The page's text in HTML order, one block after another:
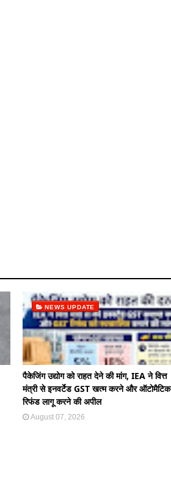
NEWS UPDATE
पैकेजिंग उद्योग को राहत देने की मांग, IEA ने वित्त
मंत्री से इनवर्टेड GST खत्म करने और ऑटोमैटिक
रिफंड लागू करने की अपील
August 07, 2026